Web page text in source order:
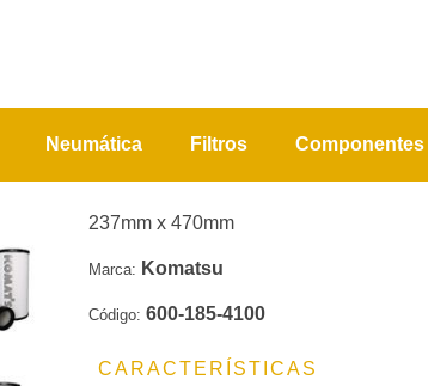
Neumática Filtros
237mm x 470mm
Marca: Komatsu
Código: 600-185-4100
CARACTERÍSTICAS